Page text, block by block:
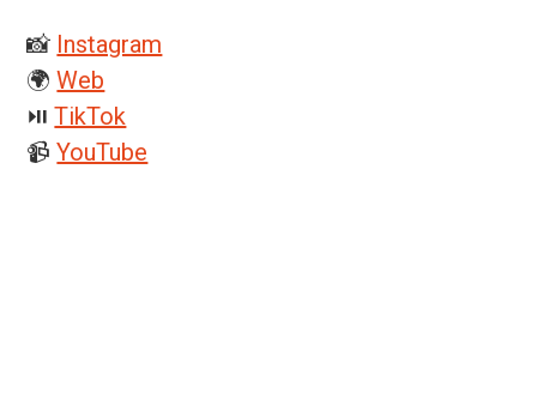
📸 Instagram
🌍Web
⏯️TikTok
📹YouTube